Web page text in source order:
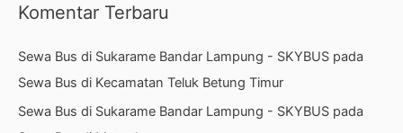
Komentar Terbaru
Sewa Bus di Sukarame Bandar Lampung - SKYBUS pada
Sewa Bus di Kecamatan Teluk Betung Timur
Sewa Bus di Sukarame Bandar Lampung - SKYBUS pada